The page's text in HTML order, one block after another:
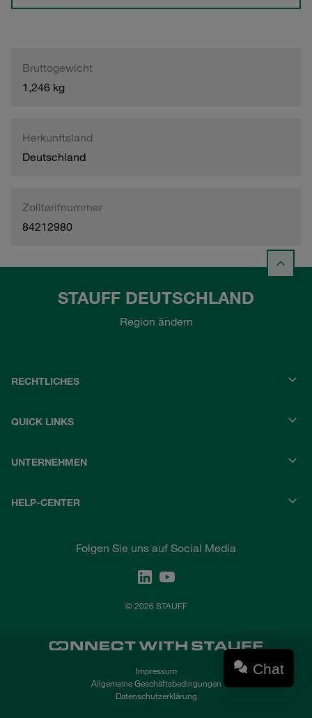
Bruttogewicht
1,246 kg
Herkunftsland
Deutschland
Zolltarifnummer
84212980
STAUFF DEUTSCHLAND
Region ändern
RECHTLICHES
QUICK LINKS
UNTERNEHMEN
HELP-CENTER
Folgen Sie uns auf Social Media
© 2026 STAUFF
Impressum
Allgemeine Geschäftsbedingungen
Datenschutzerklärung
Chat